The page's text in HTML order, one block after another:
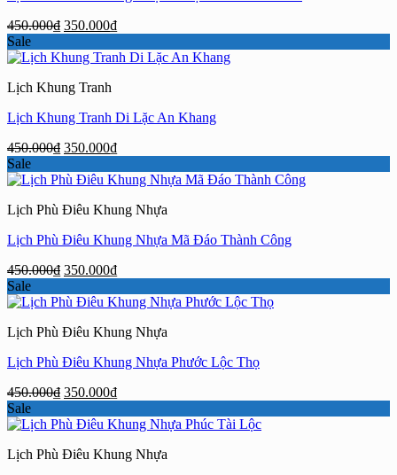
450.000₫ Giá
là:
350.000₫Giá
tại
Sale
Lịch Khung Tranh
Lịch Khung Tranh Di Lặc An Khang
450.000₫ Giá
là:
350.000₫Giá
tại
350.000₫.
Sale
Lịch Phù Điêu Khung Nhựa
Lịch Phù Điêu Khung Nhựa Mã Đáo Thành Công
450.000₫ Giá
là:
350.000₫Giá
tại
350.000₫.
Sale
Lịch Phù Điêu Khung Nhựa
Lịch Phù Điêu Khung Nhựa Phước Lộc Thọ
450.000₫ Giá
là:
350.000₫Giá
tại
350.000₫.
Sale
Lịch Phù Điêu Khung Nhựa